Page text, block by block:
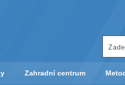
Zahradní centrum